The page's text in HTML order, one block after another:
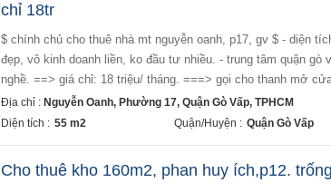
chỉ 18tr
$ chính chủ cho thuê nhà mt nguyễn oanh, p17, gv $ - diện tích: 4m x 15m. trệt trống suốt, có 1 vệ sinh, nhà
đẹp, vô kinh doanh liền, ko đầu tư nhiều. - trung tâm quận gò
nghề. ==> giá chỉ: 18 triệu/ tháng. ===> gọi cho thanh mở
Địa chỉ : Nguyễn Oanh, Phường 17, Quận Gò Vấp, TPHCM
Diện tích : 55 m2 Quận/Huyện : Quận Gò Vấp
Cho thuê kho 160m2, phan huy ích,p12.